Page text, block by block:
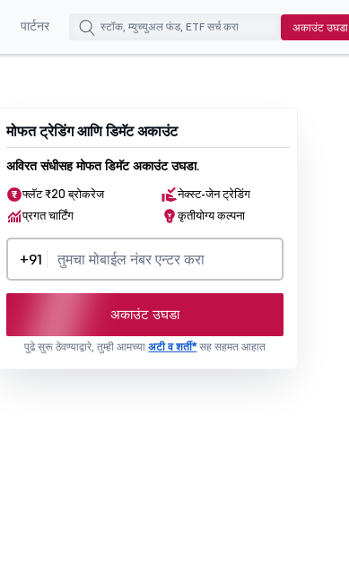
पार्टनर अकाउंट उघडा
मोफत ट्रेडिंग आणि डिमॅट अकाउंट
अविरत संधीसह मोफत डिमॅट अकाउंट उघडा.
फ्लॅट ₹20 ब्रोकरेज
नेक्स्ट-जेन ट्रेडिंग
प्रगत चार्टिंग
कृतीयोग्य कल्पना
+91
अकाउंट उघडा
पुढे सुरू ठेवण्याद्वारे, तुम्ही आमच्याअटी व शर्ती*सह सहमत आहात